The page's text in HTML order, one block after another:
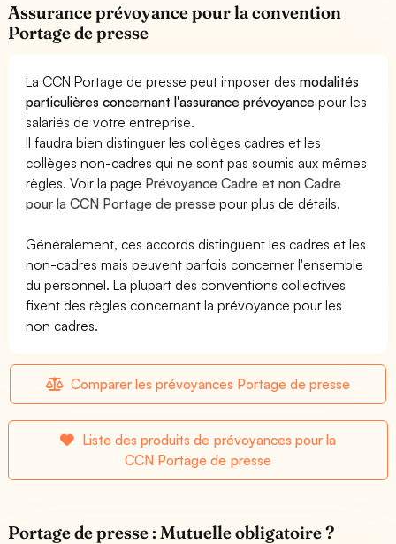
Assurance prévoyance pour la convention
Portage de presse
La CCN Portage de presse peut imposer desmodalités
particulières concernant l'assurance prévoyance pour les
salariés de votre entreprise.
Il faudra bien distinguer les collèges cadres et les
collèges non-cadres qui ne sont pas soumis aux mêmes
règles. Voir la page Prévoyance Cadre et non Cadre
pour la CCN Portage de presse pour plus de détails.
Généralement, ces accords distinguent les cadres et les
non-cadres mais peuvent parfois concerner l'ensemble
du personnel. La plupart des conventions collectives
fixent des règles concernant la prévoyance pour les
non cadres.
Comparer les prévoyances Portage de presse
Liste des produits de prévoyances pour la
CCN Portage de presse
Portage de presse : Mutuelle obligatoire ?